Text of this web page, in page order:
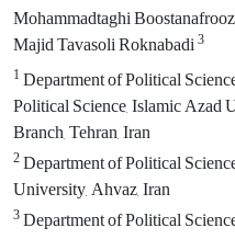
Mohammadtaghi Boostanafrooz
Majid Tavasoli Roknabadi3
1Department of Political
Political Science, Islamic Azad
Branch, Tehran, Iran
2Department of Political
University, Ahvaz, Iran
3Department of Political